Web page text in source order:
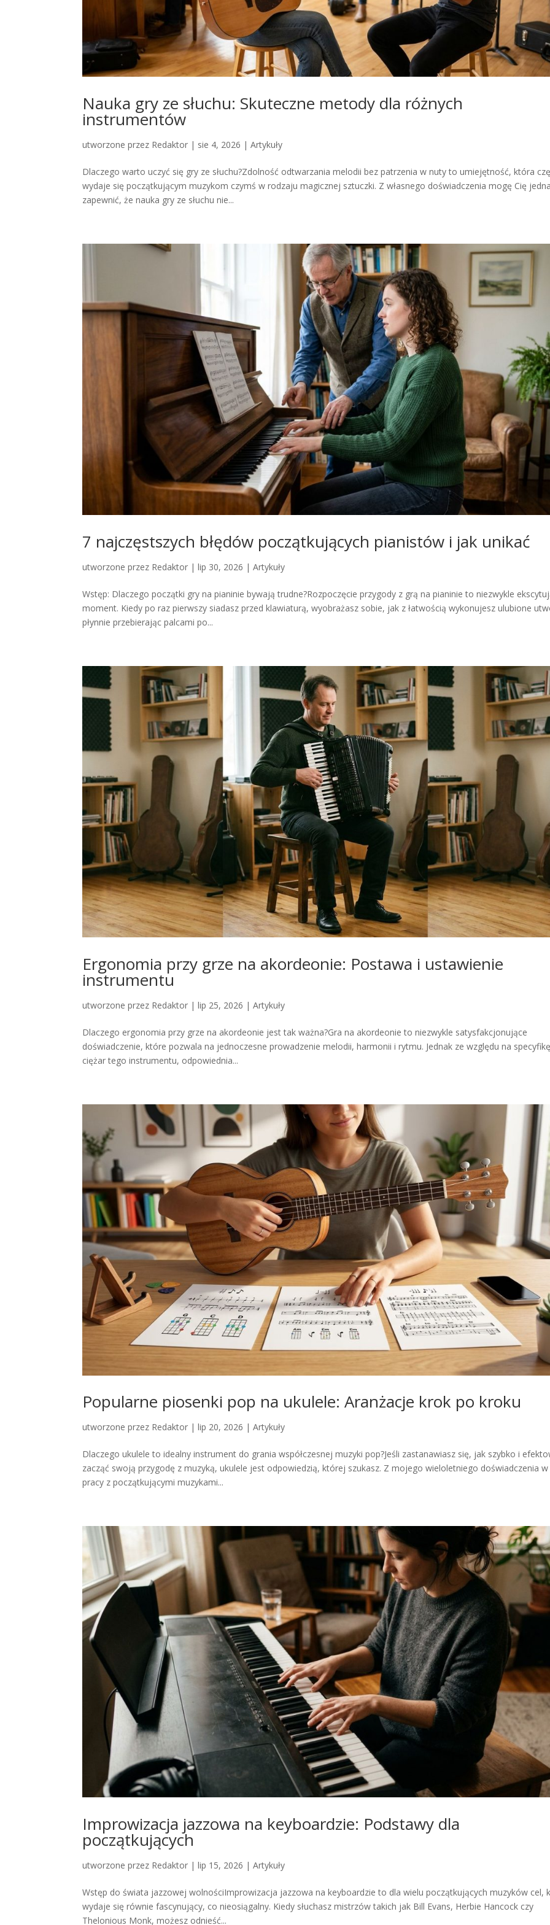
Nauka gry ze słuchu: Skuteczne metody dla różnych
instrumentów
utworzone przez Redaktor | sie 4, 2026 |Artykuły
Dlaczego warto uczyć się gry ze słuchu?Zdolność odtwarzania melodii bez patrzenia w nuty to umiejętność, która
wydaje się początkującym muzykom czymś w rodzaju magicznej sztuczki. Z własnego doświadczenia mogę Cię
zapewnić, że nauka gry ze słuchu nie...
7 najczęstszych błędów początkujących pianistów i jak unikać
utworzone przez Redaktor |lip 30, 2026 |Artykuły
Wstęp: Dlaczego początki gry na pianinie bywają trudne?Rozpoczęcie przygody z grą na pianinie to niezwykle
moment. Kiedy po raz pierwszy siadasz przed klawiaturą, wyobrażasz sobie, jak z łatwością wykonujesz ulubione
płynnie przebierając palcami po...
Ergonomia przy grze na akordeonie: Postawa i ustawienie
instrumentu
utworzone przez Redaktor |lip 25, 2026 |Artykuły
Dlaczego ergonomia przy grze na akordeonie jest tak ważna?Gra na akordeonie to niezwykle satysfakcjonujące
doświadczenie, które pozwala na jednoczesne prowadzenie melodii, harmonii i rytmu. Jednak ze względu na
ciężar tego instrumentu, odpowiednia...
Popularne piosenki pop na ukulele: Aranżacje krok po kroku
utworzone przez Redaktor |lip 20, 2026 |Artykuły
Dlaczego ukulele to idealny instrument do grania współczesnej muzyki pop?Jeśli zastanawiasz się, jak szybko i
zacząć swoją przygodę z muzyką, ukulele jest odpowiedzią, której szukasz. Z mojego wieloletniego doświadczenia w
pracy z początkującymi muzykami...
Improwizacja jazzowa na keyboardzie: Podstawy dla
początkujących
utworzone przez Redaktor |lip 15, 2026 |Artykuły
Wstęp do świata jazzowej wolnościImprowizacja jazzowa na keyboardzie to dla wielu początkujących muzyków cel,
wydaje się równie fascynujący, co nieosiągalny. Kiedy słuchasz mistrzów takich jak Bill Evans, Herbie Hancock czy
Thelonious Monk, możesz odnieść...